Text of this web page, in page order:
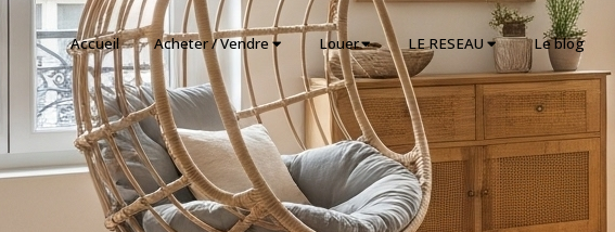
Accueil Acheter / Vendre Louer LE RESEAU Le blog